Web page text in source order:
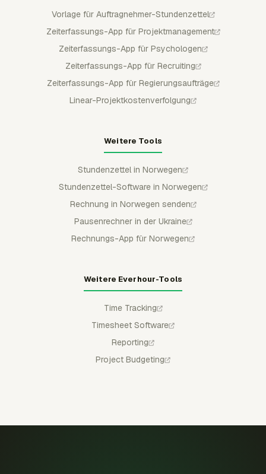
Vorlage für Auftragnehmer-Stundenzettel
Zeiterfassungs-App für Projektmanagement
Zeiterfassungs-App für Psychologen
Zeiterfassungs-App für Recruiting
Zeiterfassungs-App für Regierungsaufträge
Linear-Projektkostenverfolgung
Weitere Tools
Stundenzettel in Norwegen
Stundenzettel-Software in Norwegen
Rechnung in Norwegen senden
Pausenrechner in der Ukraine
Rechnungs-App für Norwegen
Weitere Everhour-Tools
Time Tracking
Timesheet Software
Reporting
Project Budgeting